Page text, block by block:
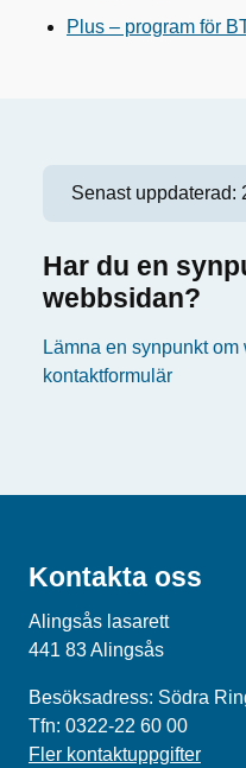
Plus – program för
Senast uppdaterad:
Har du en
webbsidan?
Lämna en synpunkt
kontaktformulär
Kontakta oss
Alingsås lasarett
441 83 Alingsås
Besöksadress: Södra
Tfn: 0322-22 60 00
Fler kontaktuppgifter